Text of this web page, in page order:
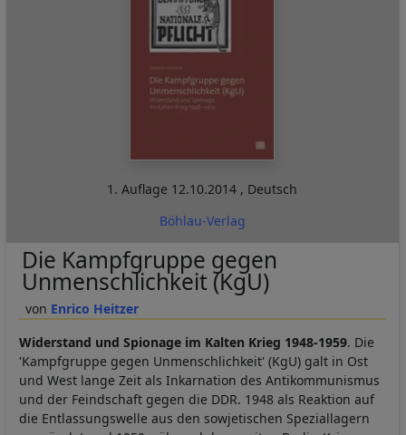
1. Auflage 12.10.2014 , Deutsch
Böhlau-Verlag
Enrico Heitzer
Die Kampfgruppe gegen
Unmenschlichkeit (KgU)
Widerstand und Spionage im Kalten Krieg 1948-1959. Die
'Kampfgruppe gegen Unmenschlichkeit' (KgU) galt in Ost
und West lange Zeit als Inkarnation des Antikommunismus
und der Feindschaft gegen die DDR. 1948 als Reaktion auf
die Entlassungswelle aus den sowjetischen Speziallagern